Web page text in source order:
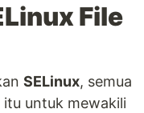
File
SELinux, semua
itu untuk mewakili